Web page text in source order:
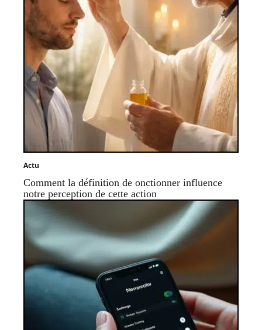
Actu
Comment la définition de onctionner influence
notre perception de cette action